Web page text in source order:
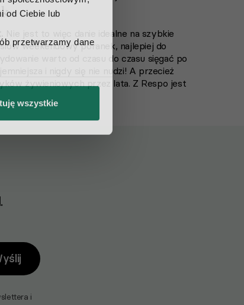
od Ciebie lub
przetwarzamy dane
wszystkie
Nie jest to więc danie idealne na szybkie
weekendowy poranek, najlepiej do
warto od czasu do czasu sięgać po
i nigdy się nie nudzi! A przecież
żywieniowych przez lata. Z Respo jest
i